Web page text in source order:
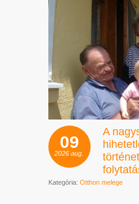
09
2026 aug.
A
Kategória: Otthon melege